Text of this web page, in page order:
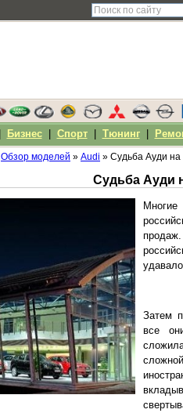
Обзор моделей » Audi » Судьба Ауди
Судьба Ауди
продаж.
Затем
все
Бизнес| Спорт| Тюнинг|